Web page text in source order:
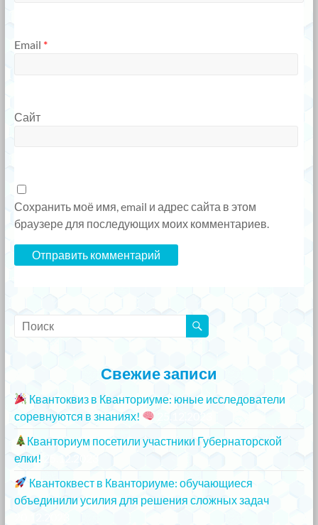
Email *
Сайт
Сохранить моё имя, email и адрес сайта в этом
браузере для последующих моих комментариев.
Свежие записи
Квантоквиз в Кванториуме: юные исследователи
соревнуются в знаниях!
Кванториум посетили участники Губернаторской
елки!
Квантоквест в Кванториуме: обучающиеся
объединили усилия для решения сложных задач